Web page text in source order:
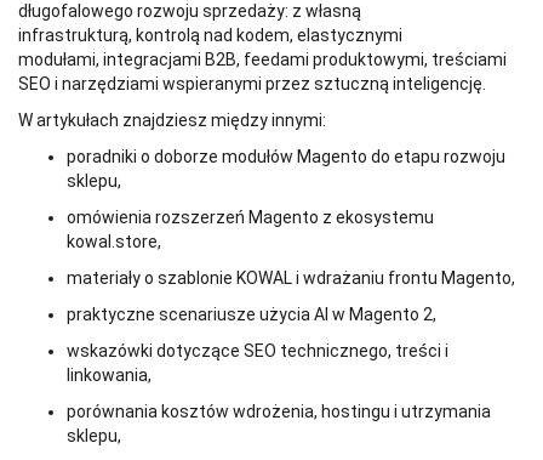
długofalowego rozwoju sprzedaży: z własną
infrastrukturą, kontrolą nad kodem, elastycznymi
modułami, integracjami B2B, feedami produktowymi, treściami
SEO i narzędziami wspieranymi przez sztuczną inteligencję.
W artykułach znajdziesz między innymi:
poradniki o doborze modułów Magento do etapu rozwoju
sklepu,
omówienia rozszerzeń Magento z ekosystemu
kowal.store,
materiały o szablonie KOWAL i wdrażaniu frontu Magento,
praktyczne scenariusze użycia AI w Magento 2,
wskazówki dotyczące SEO technicznego, treści i
linkowania,
porównania kosztów wdrożenia, hostingu i utrzymania
sklepu,